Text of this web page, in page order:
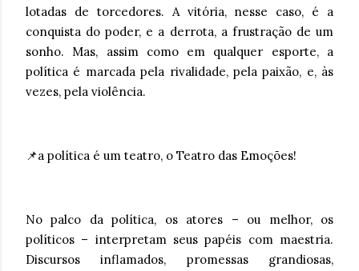
lotadas de torcedores. A vitória, nesse caso, é a
conquista do poder, e a derrota, a frustração de um
sonho. Mas, assim como em qualquer esporte, a
política é marcada pela rivalidade, pela paixão, e, às
vezes, pela violência.
📌a política é um teatro, o Teatro das Emoções!
No palco da política, os atores – ou melhor, os
políticos – interpretam seus papéis com maestria.
Discursos inflamados, promessas grandiosas,